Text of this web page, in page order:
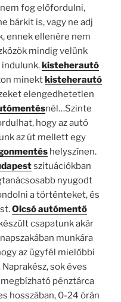
fog előfordulni,
bárkit is, vagy ne adj
ennek ellenére nem
mindig velünk
indulunk.kisteherautó
minektkisteherautó
elengedhetetlen
nél…Szinte
hogy az autó
az út mellett egy
helyszínen.
szituációkban
nyugodt
a történteket, és
Olcsó autómentő
csapatunk akár
munkára
az ügyfél mielőbbi
sok éves
pénztárca
hosszában, 0-24 órán